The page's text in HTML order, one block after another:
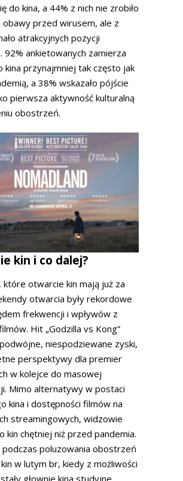
do kina, a 44% z nich nie zrobiło
przed wirusem, ale z
atrakcyjnych pozycji
92% ankietowanych zamierza
kina przynajmniej tak często jak
a 38% wskazało pójście
pierwsza aktywność kulturalną
obostrzeń.
kin i co dalej?
które otwarcie kin mają już za
otwarcia były rekordowe
frekwencji i wpływów z
Hit „Godzilla vs Kong”
niespodziewane zyski,
perspektywy dla premier
w kolejce do masowej
Mimo alternatywy w postaci
kina i dostępności filmów na
streamingowych, widzowie
kin chętniej niż przed pandemia.
podczas poluzowania obostrzeń
w lutym br, kiedy z możliwości
głownie kina studyjne,